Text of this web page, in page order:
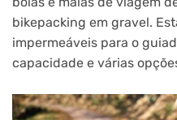
bikepacking em gravel.
impermeáveis para o
capacidade e várias